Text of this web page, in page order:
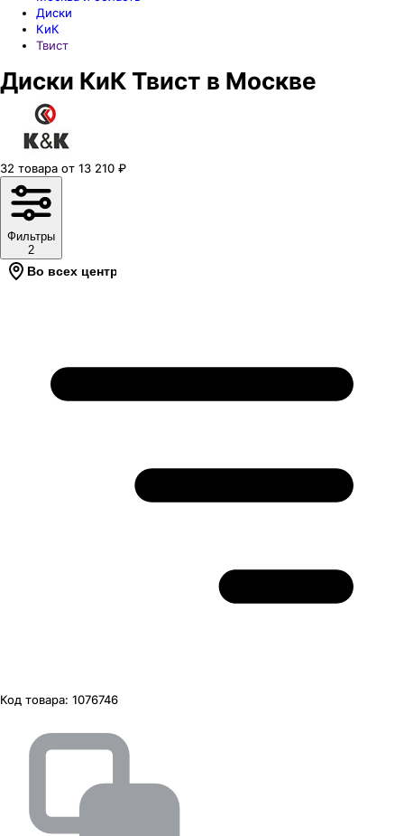
Диски
КиК
Твист
Диски КиК Твист в Москве
32 товара от 13 210 ₽
Фильтры
2
Во всех центрах
Код товара: 1076746